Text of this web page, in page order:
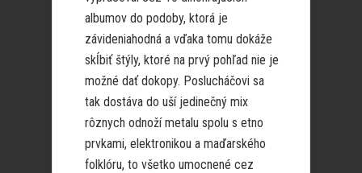
albumov do podoby, ktorá je
závideniahodná a vďaka tomu dokáže
skĺbiť štýly, ktoré na prvý pohľad nie je
možné dať dokopy. Poslucháčovi sa
tak dostáva do uší jedinečný mix
rôznych odnoží metalu spolu s etno
prvkami, elektronikou a maďarského
folklóru, to všetko umocnené cez